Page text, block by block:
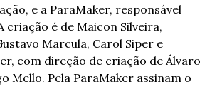
e a ParaMaker, responsável
criação é de Maicon Silveira,
Marcula, Carol Siper e
com direção de criação de Álvaro
Mello. Pela ParaMaker assinam o